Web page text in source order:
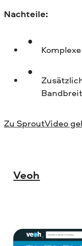
Nachteile:
Komplexe
Zu SproutVideo
Veoh